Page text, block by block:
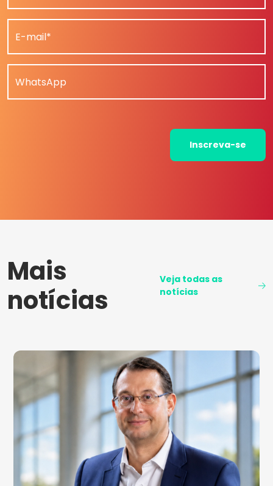
E-mail*
WhatsApp
Inscreva-se
Mais
notícias
Veja todas as
notícias